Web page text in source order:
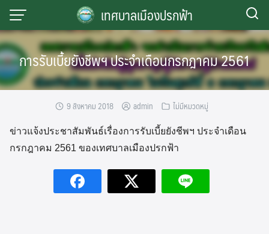
content
เทศบาลเมืองปรกฟ้า
การรับเบี้ยยังชีพฯ ประจำเดือนกรกฎาคม 2561
9 สิงหาคม 2018 admin ไม่มีหมวดหมู่
ข่าวแจ้งประชาสัมพันธ์เรื่องการรับเบี้ยยังชีพฯ ประจำเดือน
กรกฎาคม 2561 ของเทศบาลเมืองปรกฟ้า